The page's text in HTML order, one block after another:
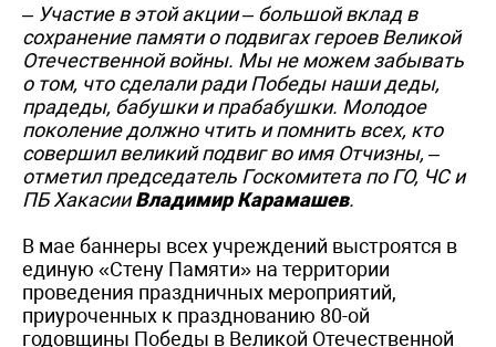
– Участие в этой акции – большой вклад в
сохранение памяти о подвигах героев Великой
Отечественной войны. Мы не можем забывать
о том, что сделали ради Победы наши деды,
прадеды, бабушки и прабабушки. Молодое
поколение должно чтить и помнить всех, кто
совершил великий подвиг во имя Отчизны, –
отметил председатель Госкомитета по ГО, ЧС и
ПБ ХакасииВладимир Карамашев.
В мае баннеры всех учреждений выстроятся в
единую «Стену Памяти» на территории
проведения праздничных мероприятий,
приуроченных к празднованию 80-ой
годовщины Победы в Великой Отечественной